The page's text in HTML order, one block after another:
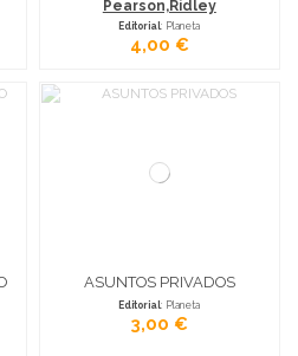
Pearson,Ridley
Editorial: Planeta
4,00 €
ASUNTOS PRIVADOS
Editorial: Planeta
3,00 €